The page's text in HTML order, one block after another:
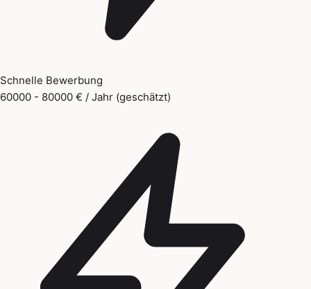
Schnelle Bewerbung
60000 - 80000 € / Jahr (geschätzt)